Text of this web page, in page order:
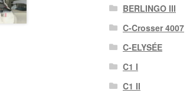
BERLINGO III
C-Crosser 4007
C-ELYSÉE
C1 I
C1 II